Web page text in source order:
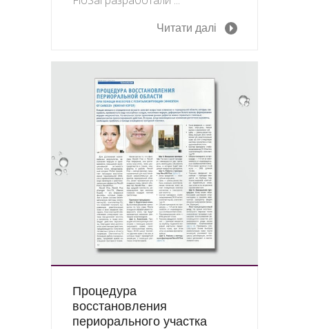
Читати далі
Процедура
восстановления
периорального участка